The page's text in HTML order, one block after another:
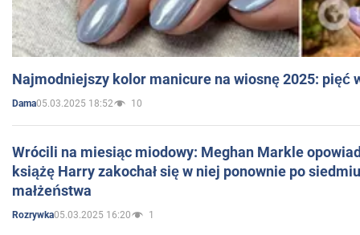
Najmodniejszy kolor manicure na wiosnę 2025: pięć
Dama05.03.2025 18:52 10
Wrócili na miesiąc miodowy: Meghan Markle
książę Harry zakochał się w niej ponownie po
małżeństwa
Rozrywka05.03.2025 16:20 1